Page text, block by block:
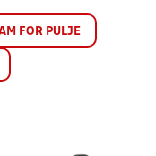
FOR PULJE